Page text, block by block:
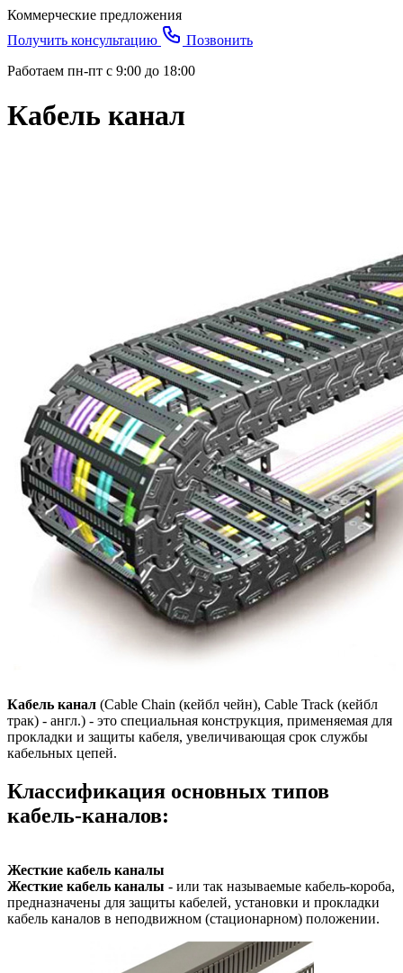
Коммерческие предложения
Получить консультацию
Позвонить
Работаем пн-пт с 9:00 до 18:00
Кабель канал
Кабель канал (Cable Chain (кейбл чейн), Cable Track (кейбл
трак) - англ.) - это специальная конструкция, применяемая для
прокладки и защиты кабеля, увеличивающая срок службы
кабельных цепей.
Классификация основных типов
кабель-каналов:
Жесткие кабель каналы
Жесткие кабель каналы - или так называемые кабель-короба,
предназначены для защиты кабелей, установки и прокладки
кабель каналов в неподвижном (стационарном) положении.